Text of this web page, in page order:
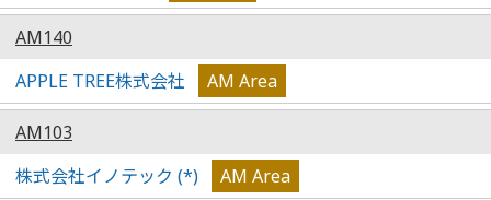
AM140
APPLE TREE株式会社
AM Area
AM103
株式会社イノテック (*)
AM Area